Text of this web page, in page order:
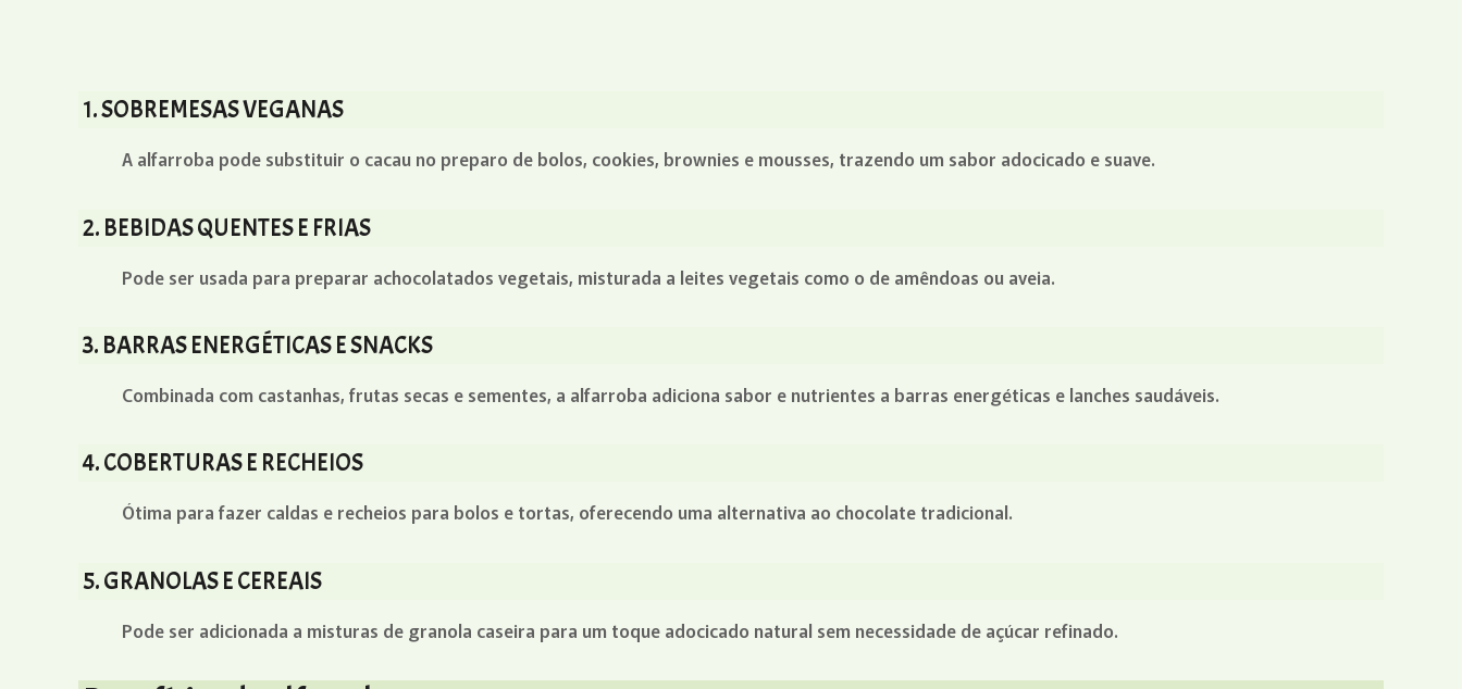
1. SOBREMESAS VEGANAS
A alfarroba pode substituir o cacau no preparo de bolos, cookies, brownies e mousses, trazendo um sabor adocicado e suave.
2. BEBIDAS QUENTES E FRIAS
Pode ser usada para preparar achocolatados vegetais, misturada a leites vegetais como o de amêndoas ou aveia.
3. BARRAS ENERGÉTICAS E SNACKS
Combinada com castanhas, frutas secas e sementes, a alfarroba adiciona sabor e nutrientes a barras energéticas e lanches saudáveis.
4. COBERTURAS E RECHEIOS
Ótima para fazer caldas e recheios para bolos e tortas, oferecendo uma alternativa ao chocolate tradicional.
5. GRANOLAS E CEREAIS
Pode ser adicionada a misturas de granola caseira para um toque adocicado natural sem necessidade de açúcar refinado.